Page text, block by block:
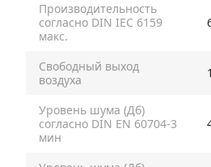
Производительность
согласно DIN IEC 6159
макс.
Свободный выход
воздуха
Уровень шума (Дб)
согласно DIN EN 60704-3
мин